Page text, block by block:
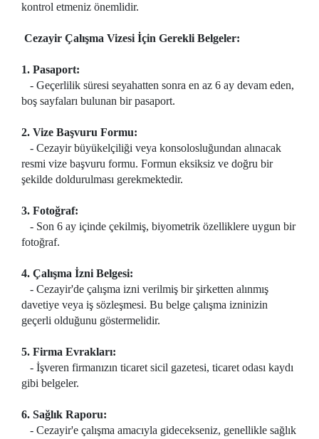
kontrol etmeniz önemlidir.
Cezayir Çalışma Vizesi İçin Gerekli Belgeler:
1. Pasaport:
- Geçerlilik süresi seyahatten sonra en az 6 ay devam eden,
boş sayfaları bulunan bir pasaport.
2. Vize Başvuru Formu:
- Cezayir büyükelçiliği veya konsolosluğundan alınacak
resmi vize başvuru formu. Formun eksiksiz ve doğru bir
şekilde doldurulması gerekmektedir.
3. Fotoğraf:
- Son 6 ay içinde çekilmiş, biyometrik özelliklere uygun bir
fotoğraf.
4. Çalışma İzni Belgesi:
- Cezayir'de çalışma izni verilmiş bir şirketten alınmış
davetiye veya iş sözleşmesi. Bu belge çalışma izninizin
geçerli olduğunu göstermelidir.
5. Firma Evrakları:
- İşveren firmanızın ticaret sicil gazetesi, ticaret odası kaydı
gibi belgeler.
6. Sağlık Raporu:
- Cezayir'e çalışma amacıyla gidecekseniz, genellikle sağlık